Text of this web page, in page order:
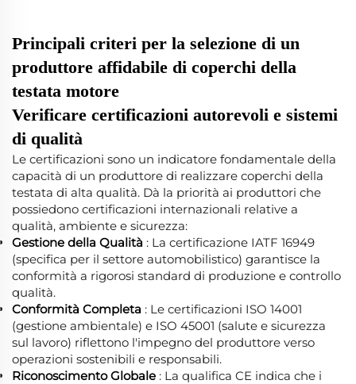
Principali criteri per la selezione di un
produttore affidabile di coperchi della
testata motore
Verificare certificazioni autorevoli e sistemi
di qualità
Le certificazioni sono un indicatore fondamentale della
capacità di un produttore di realizzare coperchi della
testata di alta qualità. Dà la priorità ai produttori che
possiedono certificazioni internazionali relative a
qualità, ambiente e sicurezza:
Gestione della Qualità : La certificazione IATF 16949
(specifica per il settore automobilistico) garantisce la
conformità a rigorosi standard di produzione e controllo
qualità.
Conformità Completa : Le certificazioni ISO 14001
(gestione ambientale) e ISO 45001 (salute e sicurezza
sul lavoro) riflettono l'impegno del produttore verso
operazioni sostenibili e responsabili.
Riconoscimento Globale : La qualifica CE indica che i